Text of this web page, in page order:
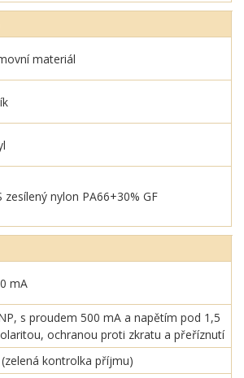
materiál
zesílený nylon PA66+30% GF
mA
s proudem 500 mA a napětím pod 1,5
ochranou proti zkratu a přeříznutí
kontrolka příjmu)